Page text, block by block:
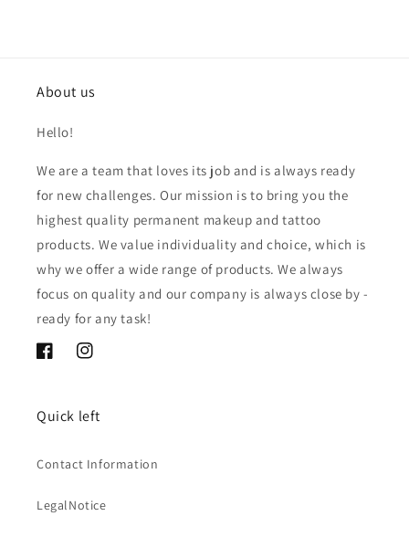
About us
Hello!
We are a team that loves its job and is always ready
for new challenges. Our mission is to bring you the
highest quality permanent makeup and tattoo
products. We value individuality and choice, which is
why we offer a wide range of products. We always
focus on quality and our company is always close by -
ready for any task!
FacebookInstagram
Quick left
Contact Information
LegalNotice